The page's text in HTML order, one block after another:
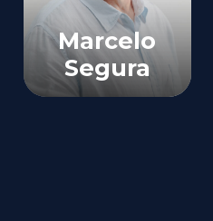
Personales
Marcelo
Segura